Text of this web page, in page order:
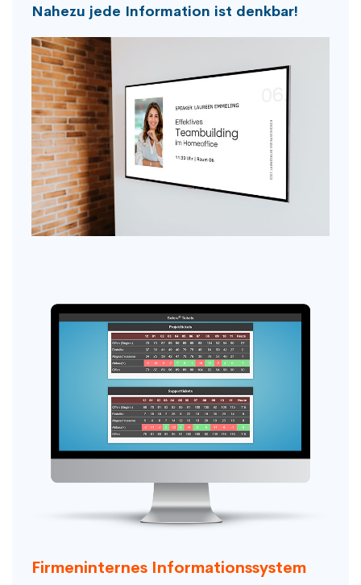
Nahezu jede Information ist denkbar!
Firmeninternes Informationssystem